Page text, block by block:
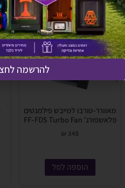
מאוורר-טורבו למייבש פילמנטים
פלאשפורג' FF-FDS Turbo Fan
₪ 348
הוספה לסל
להרשמה